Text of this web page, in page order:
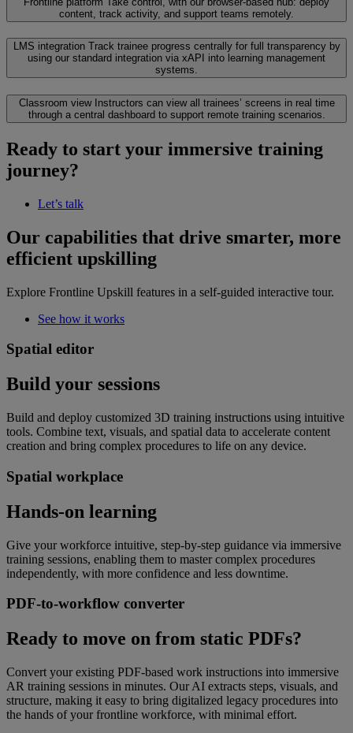
content, track activity, and support teams remotely.
LMS integration Track trainee progress centrally for full transparency by
using our standard integration via xAPI into learning management
systems.
Classroom view
Instructors can view all trainees’ screens in real time
through a central dashboard to support remote training scenarios.
Ready to start your immersive training
journey?
Let’s talk
Our capabilities that drive smarter, more
efficient upskilling
Explore Frontline Upskill features in a self-guided interactive tour.
See how it works
Spatial editor
Build your sessions
Build and deploy customized 3D training instructions using intuitive
tools. Combine text, visuals, and spatial data to accelerate content
creation and bring complex procedures to life on any device.
Spatial workplace
Hands-on learning
Give your workforce intuitive, step-by-step guidance via immersive
training sessions, enabling them to master complex procedures
independently, with more confidence and less downtime.
PDF-to-workflow converter
Ready to move on from static PDFs?
Convert your existing PDF-based work instructions into immersive
AR training sessions in minutes. Our AI extracts steps, visuals, and
structure, making it easy to bring digitalized legacy procedures into
the hands of your frontline workforce, with minimal effort.